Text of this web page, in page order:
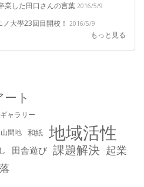
業した田口さんの言葉 2016/5/9
大學23回目開校！ 2016/5/9
もっと見る
ート
ギャラリー
間地 和紙 地域活性
田舎遊び 課題解決 起業